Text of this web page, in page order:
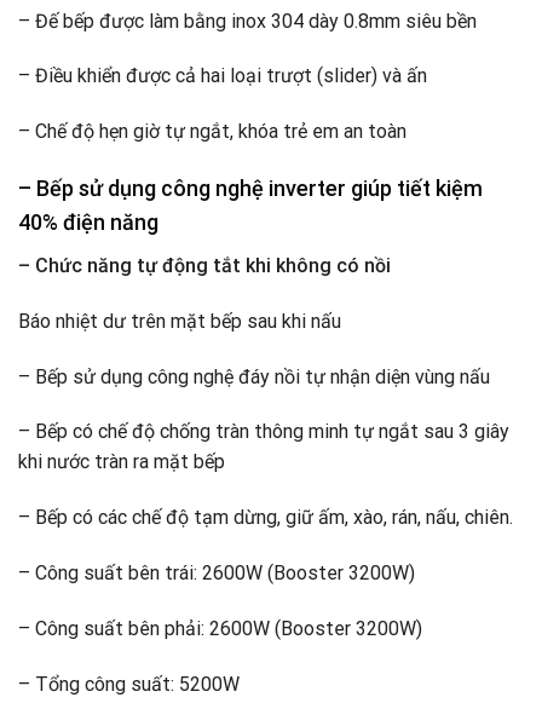
– Đế bếp được làm bằng inox 304 dày 0.8mm siêu bền
– Điều khiển được cả hai loại trượt (slider) và ấn
– Chế độ hẹn giờ tự ngắt, khóa trẻ em an toàn
– Bếp sử dụng công nghệ inverter giúp tiết kiệm
40% điện năng
– Chức năng tự động tắt khi không có nồi
Báo nhiệt dư trên mặt bếp sau khi nấu
– Bếp sử dụng công nghệ đáy nồi tự nhận diện vùng nấu
– Bếp có chế độ chống tràn thông minh tự ngắt sau 3 giây
khi nước tràn ra mặt bếp
– Bếp có các chế độ tạm dừng, giữ ấm, xào, rán, nấu, chiên.
– Công suất bên trái: 2600W (Booster 3200W)
– Công suất bên phải: 2600W (Booster 3200W)
– Tổng công suất: 5200W